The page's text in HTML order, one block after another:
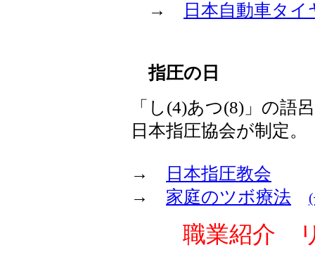
→ 日本自動車タイ
指圧の日
「し(4)あつ(8)」の語
日本指圧協会が制定。
→
日本指圧教会
→ 家庭のツボ療法
職業紹介